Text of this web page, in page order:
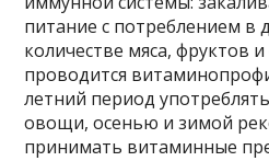
питание с потреблением в
количестве мяса, фруктов
проводится
летний период
овощи, осенью и зимой
принимать витаминные